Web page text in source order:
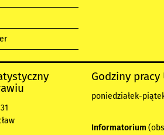
Godziny pracy
poniedziałek-piątek
Informatorium